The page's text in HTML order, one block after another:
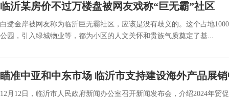
临沂某房价不过万楼盘被网友戏称“巨无霸”社区
白鹭金岸被网友称为临沂巨无霸社区，应该是没有歧义的。这个占地
公园，引入绿城物业等，都为小区的人文关怀和贵族气质奠定了基...
瞄准中亚和中东市场 临沂市支持建设海外产品展
12月12日，临沂市人民政府新闻办公室召开新闻发布会，介绍2024年